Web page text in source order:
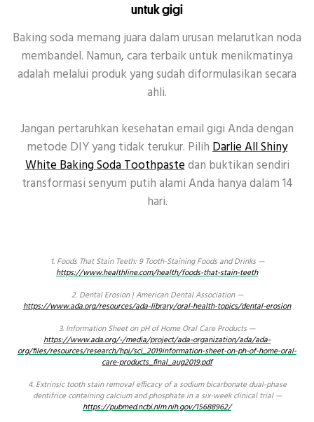
untuk gigi
Baking soda memang juara dalam urusan melarutkan noda
membandel. Namun, cara terbaik untuk menikmatinya
adalah melalui produk yang sudah diformulasikan secara
ahli.
Jangan pertaruhkan kesehatan email gigi Anda dengan
metode DIY yang tidak terukur. PilihDarlie All Shiny
White Baking Soda Toothpastedan buktikan sendiri
transformasi senyum putih alami Anda hanya dalam 14
hari.
1. Foods That Stain Teeth: 9 Tooth-Staining Foods and Drinks —
https://www.healthline.com/health/foods-that-stain-teeth
2. Dental Erosion | American Dental Association —
https://www.ada.org/resources/ada-library/oral-health-topics/dental-erosion
3. Information Sheet on pH of Home Oral Care Products —
https://www.ada.org/-/media/project/ada-organization/ada/ada-
org/files/resources/research/hpi/sci_2019information-sheet-on-ph-of-home-oral-
care-products_final_aug2019.pdf
4. Extrinsic tooth stain removal efficacy of a sodium bicarbonate dual-phase
dentifrice containing calcium and phosphate in a six-week clinical trial —
https://pubmed.ncbi.nlm.nih.gov/15688962/